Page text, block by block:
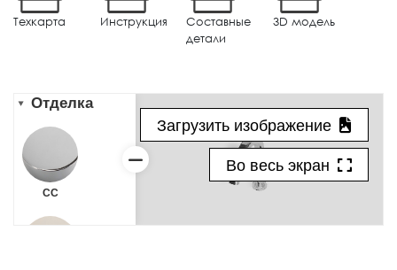
Техкарта Инструкция
Составные
детали
3D модель